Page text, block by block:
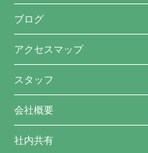
ブログ
アクセスマップ
スタッフ
会社概要
社内共有